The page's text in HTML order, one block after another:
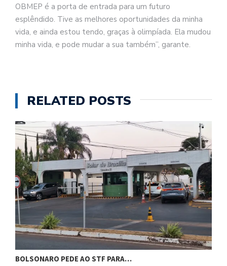
OBMEP é a porta de entrada para um futuro
esplêndido. Tive as melhores oportunidades da minha
vida, e ainda estou tendo, graças à olimpíada. Ela mudou
minha vida, e pode mudar a sua também”, garante.
RELATED POSTS
BOLSONARO PEDE AO STF PARA…